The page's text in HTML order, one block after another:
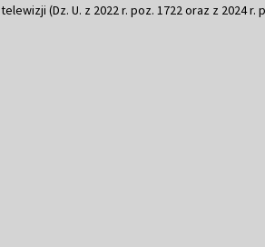
telewizji (Dz. U. z 2022 r. poz. 1722 oraz z 2024 r.